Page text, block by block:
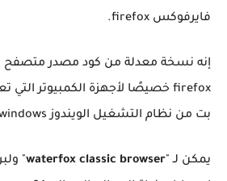
فايرفوكس firefox.
إنه نسخة معدلة من كود مصدر متصفح
بت من نظام التشغيل الويندوز windows.
يمكن لـ "waterfox classic browser
"